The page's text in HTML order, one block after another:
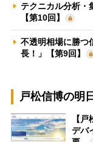
テクニカル分析・
【第10回】
不透明相場に勝
長！」【第9回】
戸松信博の明
【
デバ